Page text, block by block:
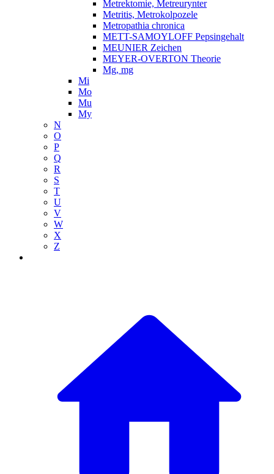
Metrektomie, Metreurynter
Metritis, Metrokolpozele
Metropathia chronica
METT-SAMOYLOFF Pepsingehalt
MEUNIER Zeichen
MEYER-OVERTON Theorie
Mg, mg
Mi
Mo
Mu
My
N
O
P
Q
R
S
T
U
V
W
X
Z